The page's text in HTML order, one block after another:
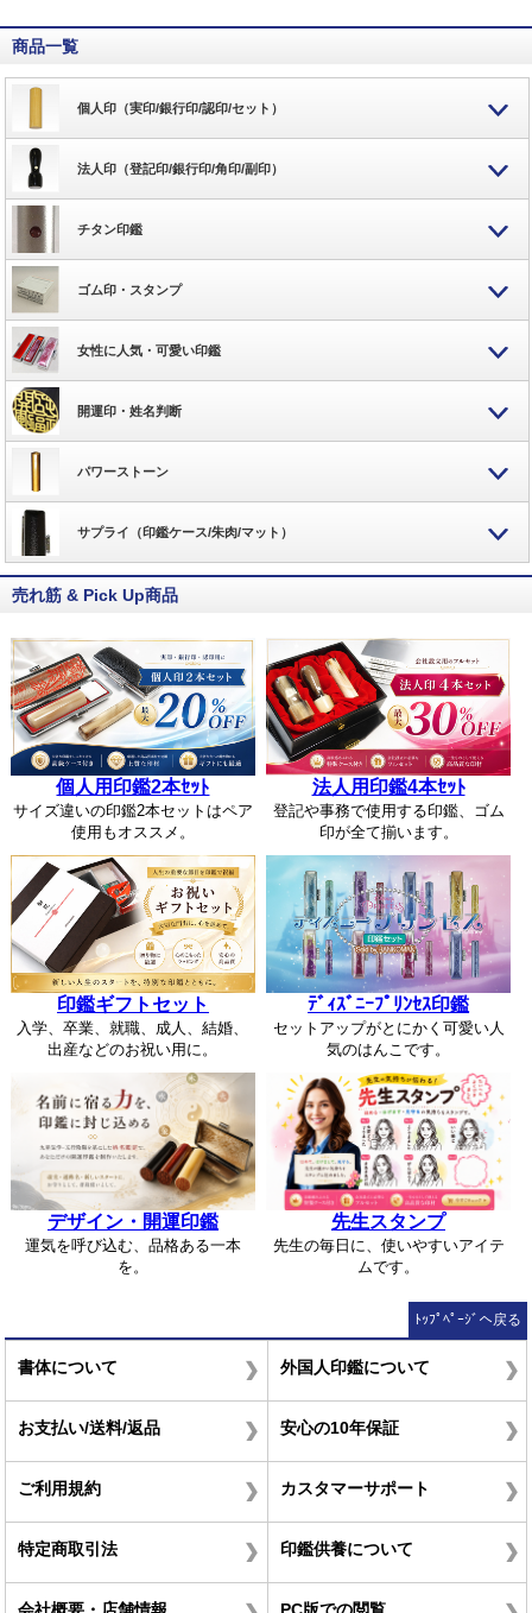
商品一覧
個人印（実印/銀行印/認印/セット）
法人印（登記印/銀行印/角印/副印）
チタン印鑑
ゴム印・スタンプ
女性に人気・可愛い印鑑
開運印・姓名判断
パワーストーン
サプライ（印鑑ケース/朱肉/マット）
売れ筋 & Pick Up商品
個人用印鑑2本ｾｯﾄ
サイズ違いの印鑑2本セットはペア
使用もオススメ。
法人用印鑑4本ｾｯﾄ
登記や事務で使用する印鑑、ゴム
印が全て揃います。
印鑑ギフトセット
入学、卒業、就職、成人、結婚、
出産などのお祝い用に。
ﾃﾞｨｽﾞﾆｰﾌﾟﾘﾝｾｽ印鑑
セットアップがとにかく可愛い人
気のはんこです。
デザイン・開運印鑑
運気を呼び込む、品格ある一本
を。
先生スタンプ
先生の毎日に、使いやすいアイテ
ムです。
ﾄｯﾌﾟﾍﾟｰｼﾞへ戻る
書体について 外国人印鑑について
お支払い/送料/返品 安心の10年保証
ご利用規約 カスタマーサポート
特定商取引法 印鑑供養について
会社概要・店舗情報 PC版での閲覧